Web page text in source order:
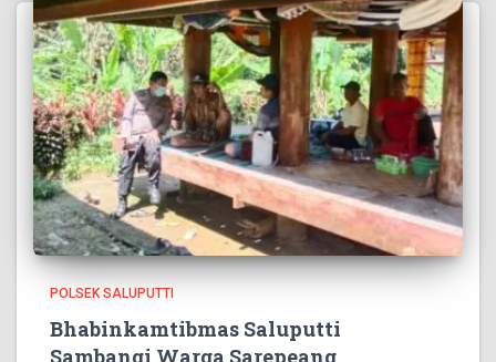
POLSEK SALUPUTTI
Bhabinkamtibmas Saluputti
Sambangi Warga Sarepeang